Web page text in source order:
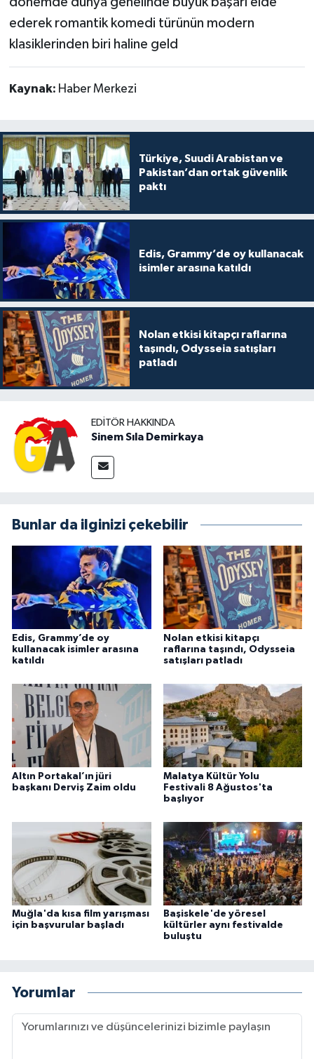
ederek romantik komedi türünün modern
klasiklerinden biri haline geld
Kaynak: Haber Merkezi
Türkiye, Suudi Arabistan ve
Pakistan’dan ortak güvenlik
paktı
Edis, Grammy’de oy kullanacak
isimler arasına katıldı
Nolan etkisi kitapçı raflarına
taşındı, Odysseia satışları
patladı
EDITÖR HAKKINDA
Sinem Sıla Demirkaya
Bunlar da ilginizi çekebilir
Edis, Grammy’de oy
kullanacak isimler arasına
katıldı
Nolan etkisi kitapçı
raflarına taşındı, Odysseia
satışları patladı
Altın Portakal’ın jüri
başkanı Derviş Zaim oldu
Malatya Kültür Yolu
Festivali 8 Ağustos'ta
başlıyor
Muğla'da kısa film yarışması
için başvurular başladı
Başiskele'de yöresel
kültürler aynı festivalde
buluştu
Yorumlar